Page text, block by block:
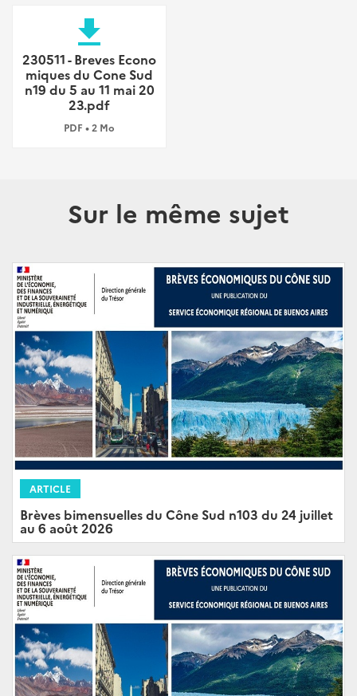
file_download
230511 - Breves Econo
miques du Cone Sud
n19 du 5 au 11 mai 20
23.pdf
PDF • 2 Mo
Sur le même sujet
ARTICLE
Brèves bimensuelles du Cône Sud n103 du 24 juillet
au 6 août 2026